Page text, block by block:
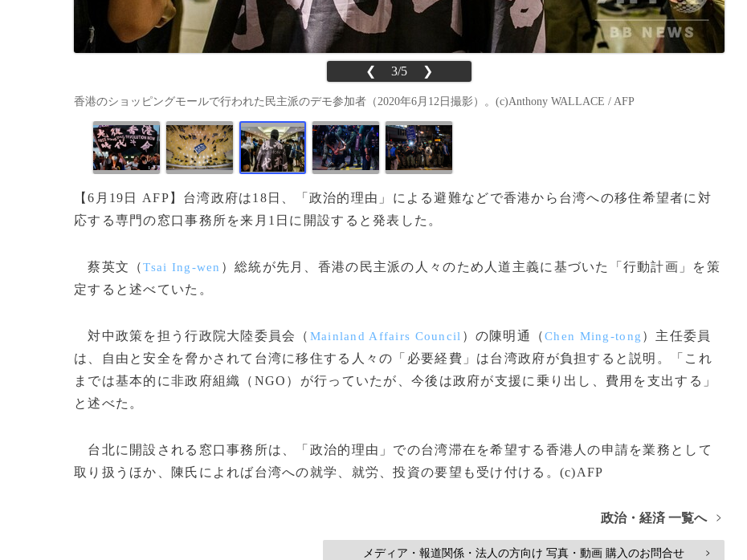
❮ 3/5 ❯
香港のショッピングモールで行われた民主派のデモ参加者（2020年6月12日撮影）。(c)Anthony WALLACE / AFP
【6月19日 AFP】台湾政府は18日、「政治的理由」による避難などで香港から台湾への移住希望者に対
応する専門の窓口事務所を来月1日に開設すると発表した。
蔡英文（Tsai Ing-wen ）総統が先月、香港の民主派の人々のため人道主義に基づいた「行動計画」を策
定すると述べていた。
対中政策を担う行政院大陸委員会（ Mainland Affairs Council ）の陳明通（Chen Ming-tong ）主任委員
は、自由と安全を脅かされて台湾に移住する人々の「必要経費」は台湾政府が負担すると説明。「これ
までは基本的に非政府組織（NGO）が行っていたが、今後は政府が支援に乗り出し、費用を支出する」
と述べた。
台北に開設される窓口事務所は、「政治的理由」での台湾滞在を希望する香港人の申請を業務として
取り扱うほか、陳氏によれば台湾への就学、就労、投資の要望も受け付ける。(c)AFP
政治・経済 一覧へ >
メディア・報道関係・法人の方向け 写真・動画 購入のお問合せ >